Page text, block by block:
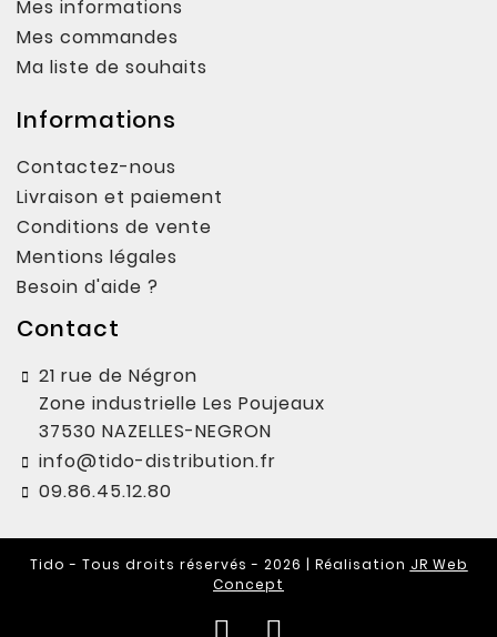
Mes informations
Mes commandes
Ma liste de souhaits
Informations
Contactez-nous
Livraison et paiement
Conditions de vente
Mentions légales
Besoin d'aide ?
Contact
21 rue de Négron
Zone industrielle Les Poujeaux
37530 NAZELLES-NEGRON
info@tido-distribution.fr
09.86.45.12.80
Tido - Tous droits réservés - 2026 | Réalisation JR Web
Concept